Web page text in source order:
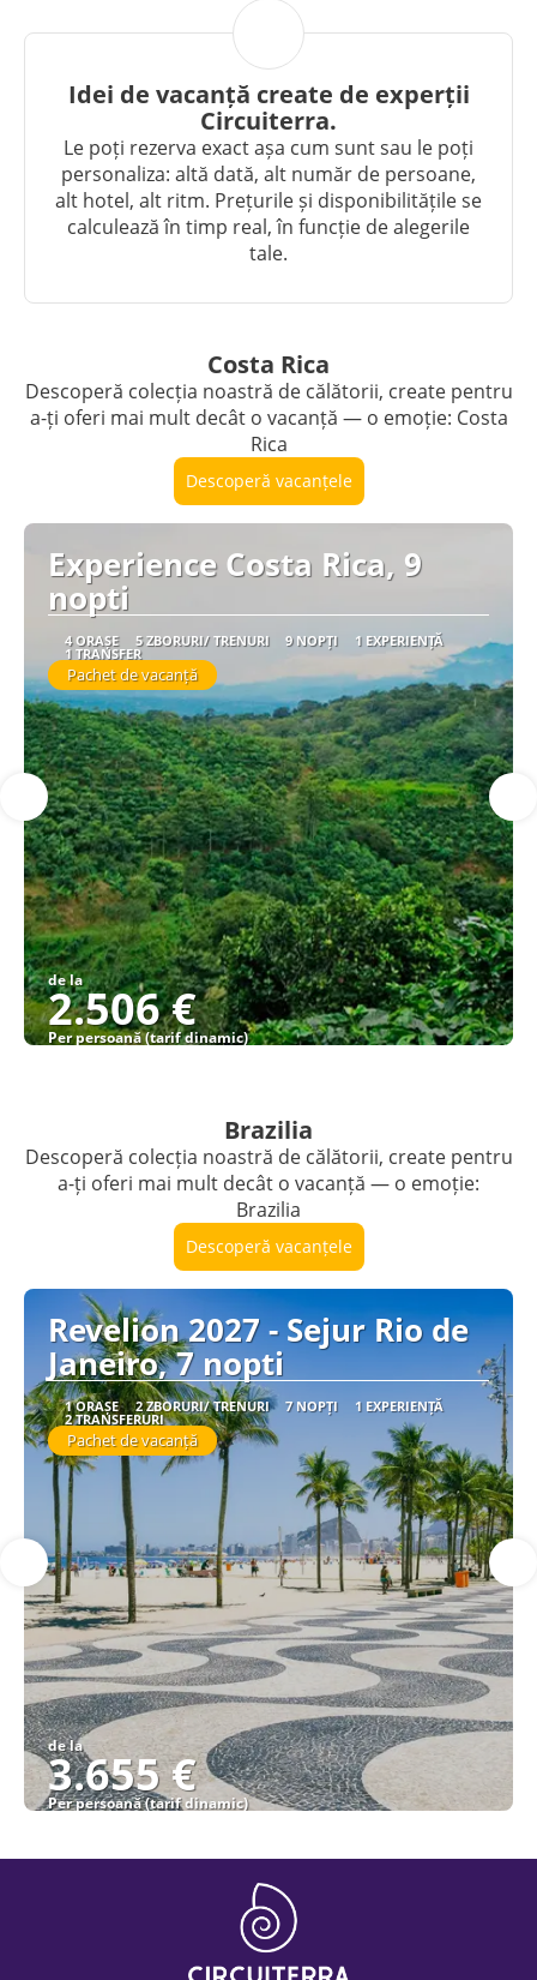
Idei de vacanță create de experții
Circuiterra.
Le poți rezerva exact așa cum sunt sau le poți
personaliza: altă dată, alt număr de persoane,
alt hotel, alt ritm. Prețurile și disponibilitățile se
calculează în timp real, în funcție de alegerile
tale.
Costa Rica
Descoperă colecția noastră de călătorii, create pentru
a-ți oferi mai mult decât o vacanță — o emoție: Costa
Rica
Descoperă vacanțele
Experience Costa Rica, 9
nopti
4 ORAȘE 5 ZBORURI/ TRENURI 9 NOPȚI 1 EXPERIENȚĂ
1 TRANSFER
Pachet de vacanță
de la
2.506 €
Per persoană (tarif dinamic)
Brazilia
Descoperă colecția noastră de călătorii, create pentru
a-ți oferi mai mult decât o vacanță — o emoție:
Brazilia
Descoperă vacanțele
Revelion 2027 - Sejur Rio de
Janeiro, 7 nopti
1 ORAȘE 2 ZBORURI/ TRENURI 7 NOPȚI 1 EXPERIENȚĂ
2 TRANSFERURI
Pachet de vacanță
de la
3.655 €
Per persoană (tarif dinamic)